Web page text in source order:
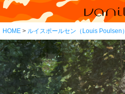
HOME ルイスポールセン（Louis Poulsen）